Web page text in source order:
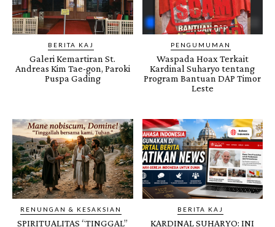
BERITA KAJ
Galeri Kemartiran St.
Andreas Kim Tae-gon, Paroki
Puspa Gading
PENGUMUMAN
Waspada Hoax Terkait
Kardinal Suharyo tentang
Program Bantuan DAP Timor
Leste
RENUNGAN & KESAKSIAN
SPIRITUALITAS “TINGGAL”
BERITA KAJ
KARDINAL SUHARYO: INI